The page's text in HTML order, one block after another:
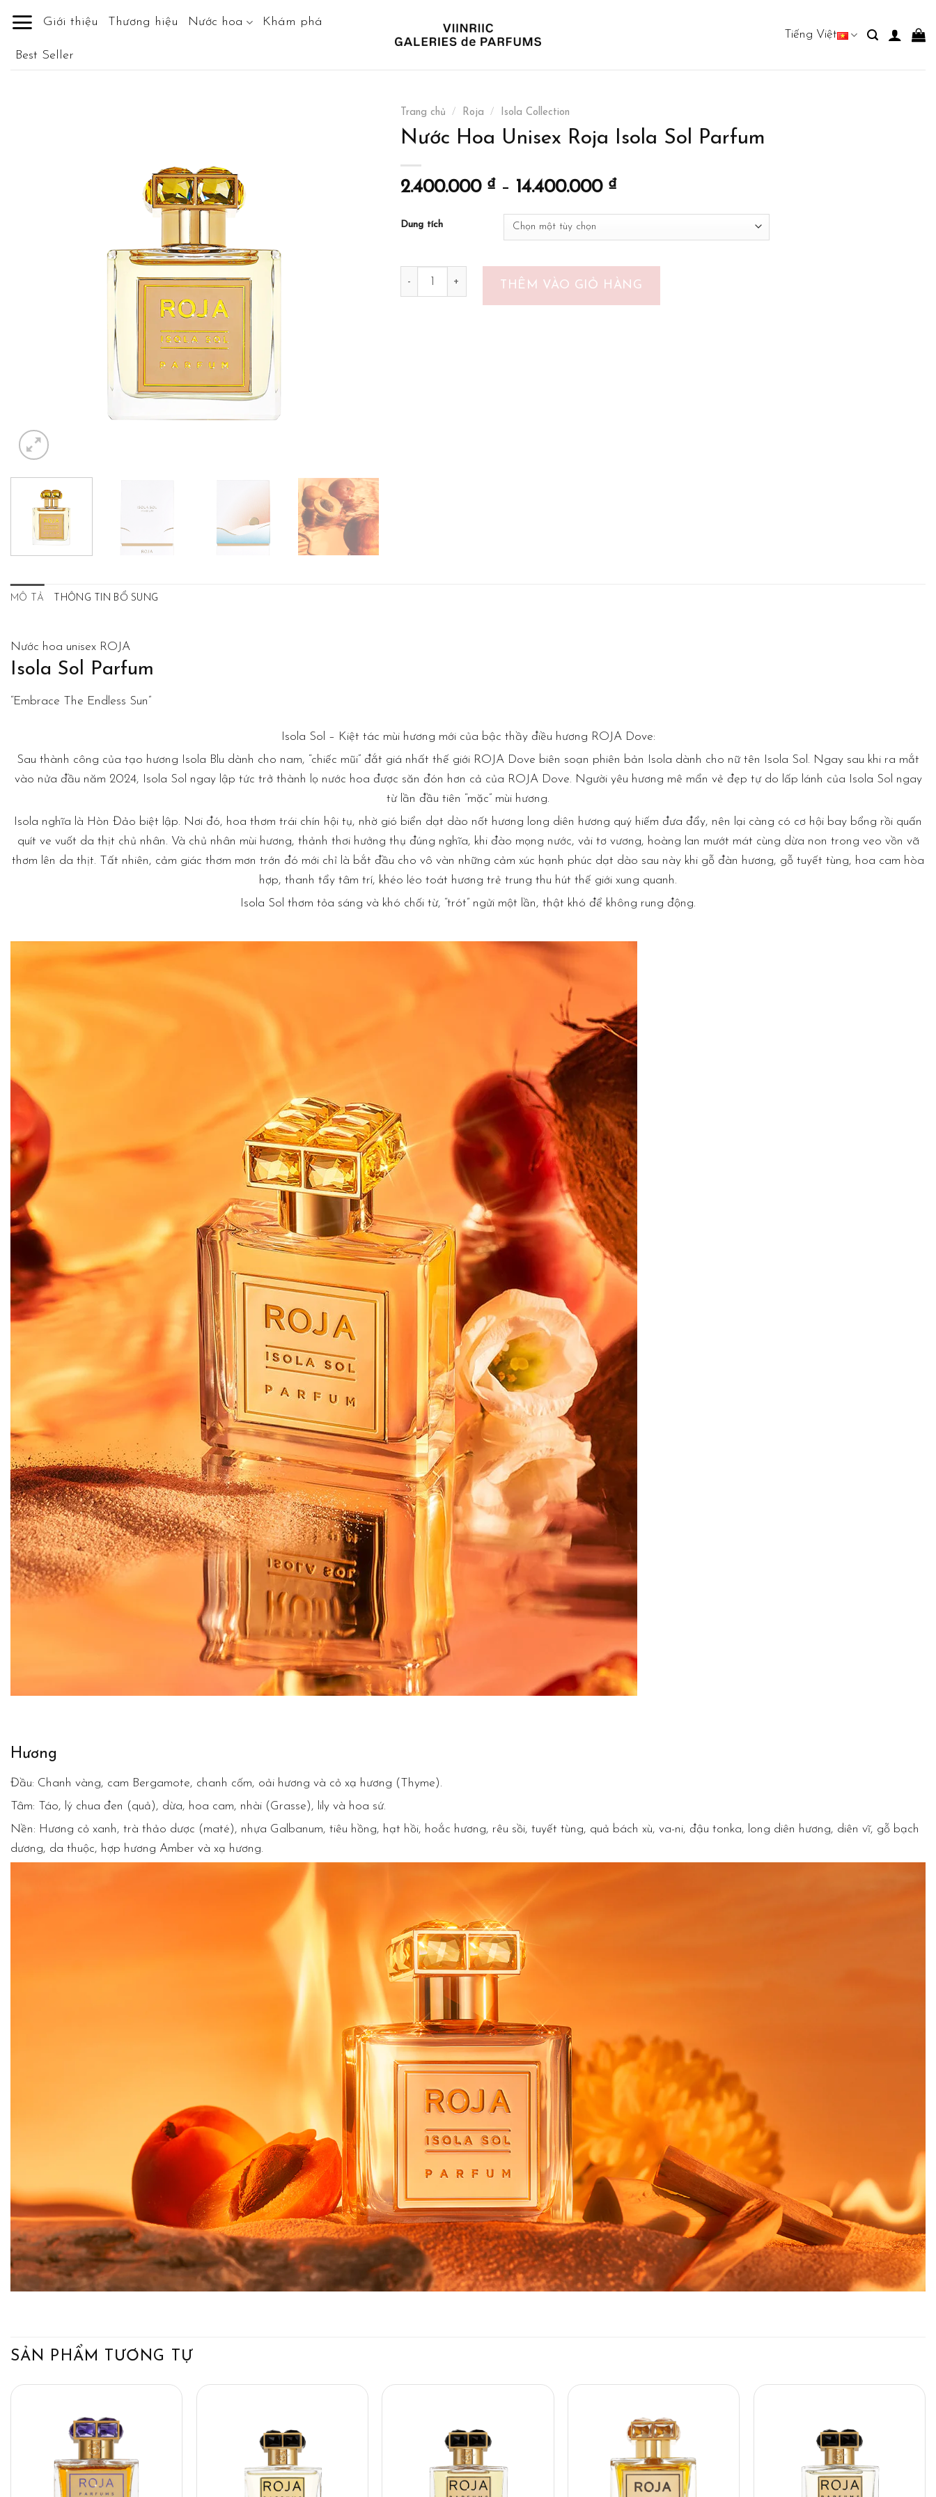
content
Giới thiệu Thương hiệu Nước hoa Khám phá
Best Seller
Tiếng Việt
Trang chủ / Roja / Isola Collection
Nước Hoa Unisex Roja Isola Sol Parfum
2.400.000 ₫ – 14.400.000 ₫
Dung tích
Nước Hoa Unisex Roja Isola Sol Parfum số lượng
THÊM VÀO GIỎ HÀNG
MÔ TẢ THÔNG TIN BỔ SUNG
Nước hoa unisex ROJA
Isola Sol Parfum
“Embrace The Endless Sun”
Isola Sol – Kiệt tác mùi hương mới của bậc thầy điều hương ROJA Dove:
Sau thành công của tạo hương Isola Blu dành cho nam, “chiếc mũi” đắt giá nhất thế giới ROJA Dove biên soạn phiên bản Isola dành cho nữ tên Isola Sol. Ngay sau khi ra mắt
vào nửa đầu năm 2024, Isola Sol ngay lập tức trở thành lọ nước hoa được săn đón hơn cả của ROJA Dove. Người yêu hương mê mẩn vẻ đẹp tự do lấp lánh của Isola Sol ngay
từ lần đầu tiên “mặc” mùi hương.
Isola nghĩa là Hòn Đảo biệt lập. Nơi đó, hoa thơm trái chín hội tụ, nhờ gió biển dạt dào nốt hương long diên hương quý hiếm đưa đẩy, nên lại càng có cơ hội bay bổng rồi quấn
quít ve vuốt da thịt chủ nhân. Và chủ nhân mùi hương, thảnh thơi hưởng thụ đúng nghĩa, khi đào mọng nước, vải tơ vương, hoàng lan mướt mát cùng dừa non trong veo vồn vã
thơm lên da thịt. Tất nhiên, cảm giác thơm mơn trớn đó mới chỉ là bắt đầu cho vô vàn những cảm xúc hạnh phúc dạt dào sau này khi gỗ đàn hương, gỗ tuyết tùng, hoa cam hòa
hợp, thanh tẩy tâm trí, khéo léo toát hương trẻ trung thu hút thế giới xung quanh.
Isola Sol thơm tỏa sáng và khó chối từ, “trót” ngửi một lần, thật khó để không rung động.
Hương
Đầu: Chanh vàng, cam Bergamote, chanh cốm, oải hương và cỏ xạ hương (Thyme).
Tâm: Táo, lý chua đen (quả), dừa, hoa cam, nhài (Grasse), lily và hoa sứ.
Nền: Hương cỏ xanh, trà thảo dược (maté), nhựa Galbanum, tiêu hồng, hạt hồi, hoắc hương, rêu sồi, tuyết tùng, quả bách xù, va-ni, đậu tonka, long diên hương, diên vĩ, gỗ bạch
dương, da thuộc, hợp hương Amber và xạ hương.
SẢN PHẨM TƯƠNG TỰ